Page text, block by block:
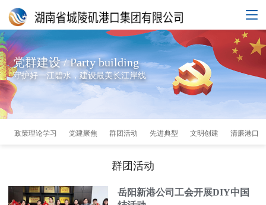
党群建设 / Party building
守护好一江碧水，建设最美长江岸线
政策理论学习 党建聚焦 群团活动 先进典型 文明创建 清廉港口
群团活动
岳阳新港公司工会开展DIY中国